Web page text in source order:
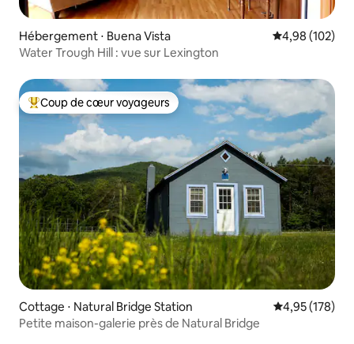
Hébergement ⋅ Buena Vista Évaluation
4,98 (102)
Water Trough Hill : vue sur Lexington
Coups de cœur voyageurs les plus appréciés
Coup de cœur voyageurs
Cottage ⋅ Natural Bridge Station Évaluation
4,95 (178)
Petite maison-galerie près de Natural Bridge